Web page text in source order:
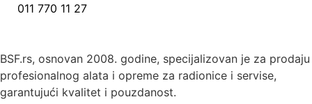
011 770 11 27
BSF.rs, osnovan 2008. godine, specijalizovan je za prodaju
profesionalnog alata i opreme za radionice i servise,
garantujući kvalitet i pouzdanost.